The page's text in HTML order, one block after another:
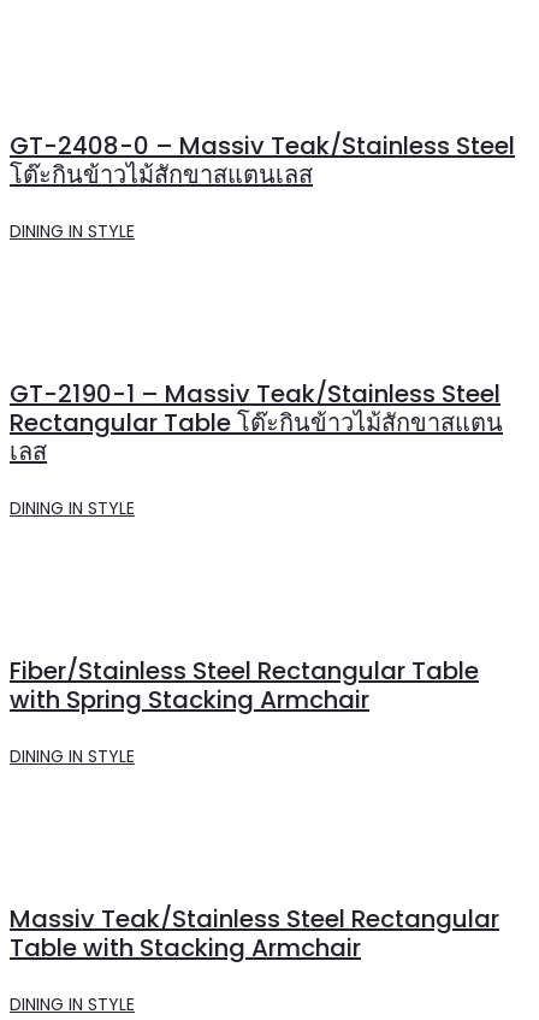
GT-2408-0 – Massiv Teak/Stainless Steel
โต๊ะกินข้าวไม้สักขาสแตนเลส
DINING IN STYLE
GT-2190-1 – Massiv Teak/Stainless Steel
Rectangular Table โต๊ะกินข้าวไม้สักขาสแตน
เลส
DINING IN STYLE
Fiber/Stainless Steel Rectangular Table
with Spring Stacking Armchair
DINING IN STYLE
Massiv Teak/Stainless Steel Rectangular
Table with Stacking Armchair
DINING IN STYLE